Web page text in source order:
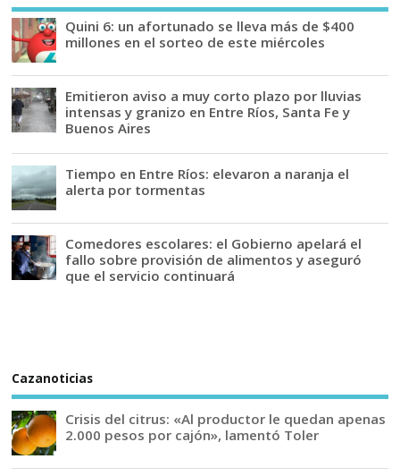
Quini 6: un afortunado se lleva más de $400
millones en el sorteo de este miércoles
Emitieron aviso a muy corto plazo por lluvias
intensas y granizo en Entre Ríos, Santa Fe y
Buenos Aires
Tiempo en Entre Ríos: elevaron a naranja el
alerta por tormentas
Comedores escolares: el Gobierno apelará el
fallo sobre provisión de alimentos y aseguró
que el servicio continuará
Cazanoticias
Crisis del citrus: «Al productor le quedan apenas
2.000 pesos por cajón», lamentó Toler